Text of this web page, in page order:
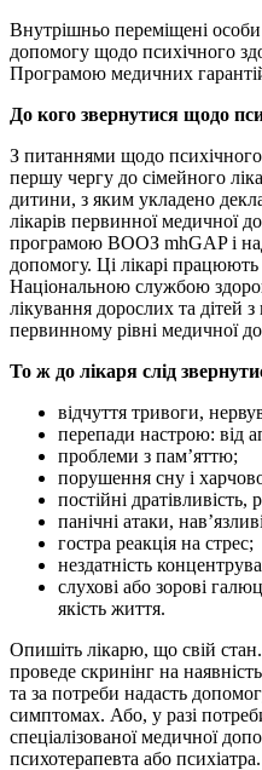
Внутрішньо переміщені
допомогу щодо психічного
Програмою медичних
До кого звернутися щодо
З питаннями щодо
першу чергу до сімейного
дитини, з яким укладено
лікарів первинної медичної
програмою ВООЗ mhGAP і
допомогу. Ці лікарі працюють
Національною службою
лікування дорослих та дітей
первинному рівні медичної
То ж до лікаря слід
відчуття тривоги,
перепади настрою: від
проблеми з пам’яттю;
порушення сну і
постійні дратівливість,
панічні атаки,
гостра реакція на стрес;
нездатність
слухові або зорові
якість життя.
Опишіть лікарю, що свій стан.
проведе скринінг на
та за потреби надасть
симптомах. Або, у разі
спеціалізованої медичної
психотерапевта або психіатра.